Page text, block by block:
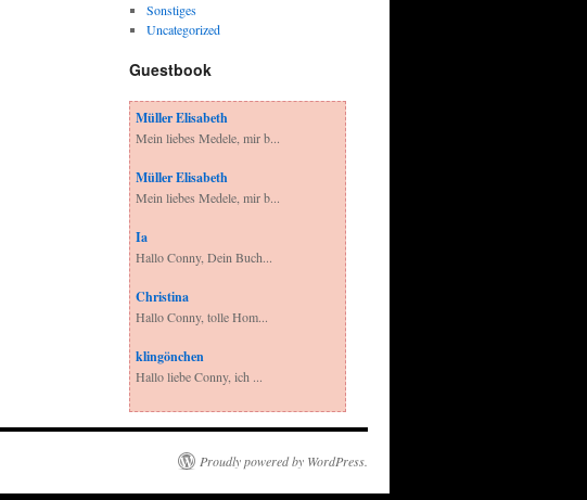
Sonstiges
Uncategorized
Guestbook
Müller Elisabeth
Mein liebes Medele, mir b...
Müller Elisabeth
Mein liebes Medele, mir b...
Ia
Hallo Conny, Dein Buch...
Christina
Hallo Conny, tolle Hom...
klingönchen
Hallo liebe Conny, ich ...
Proudly powered by WordPress.